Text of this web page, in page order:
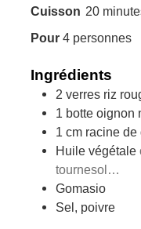
Cuisson 20
Pour 4 personnes
Ingrédients
2 verres riz
1 botte oignon
1 cm racine de
Huile végétale
tournesol…
Gomasio
Sel, poivre